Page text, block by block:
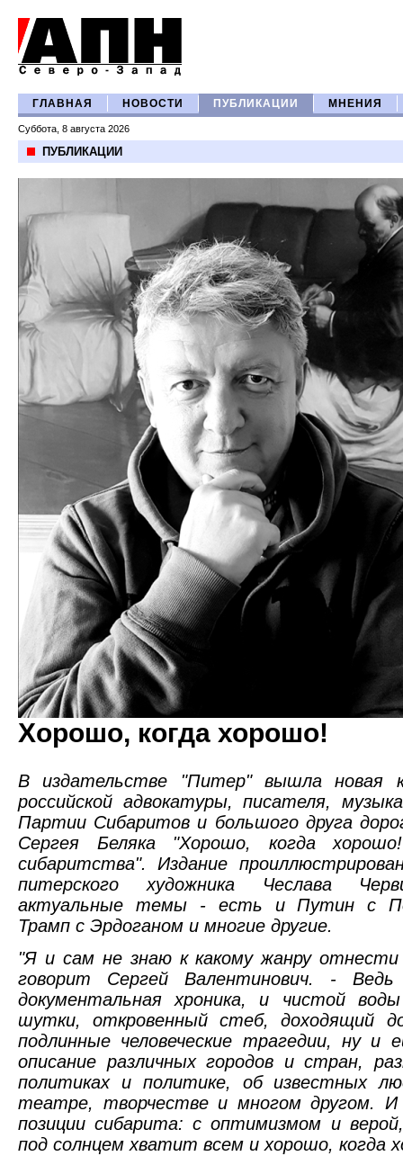
ГЛАВНАЯ НОВОСТИ ПУБЛИКАЦИИ МНЕНИЯ
Суббота, 8 августа 2026
ПУБЛИКАЦИИ
Хорошо, когда хорошо!
В издательстве "Питер" вышла новая
российской адвокатуры, писателя,
Партии Сибаритов и большого друга
Сергея Беляка "Хорошо, когда
сибаритства". Издание
питерского художника Чеслава
актуальные темы - есть и Путин с
Трамп с Эрдоганом и многие другие.
"Я и сам не знаю к какому жанру отнести
говорит Сергей Валентинович. -
документальная хроника, и чистой
шутки, откровенный стеб, доходящий
подлинные человеческие трагедии, ну и
описание различных городов и стран,
политиках и политике, об известных
театре, творчестве и многом другом.
позиции сибарита: с оптимизмом и
под солнцем хватит всем и хорошо, когда